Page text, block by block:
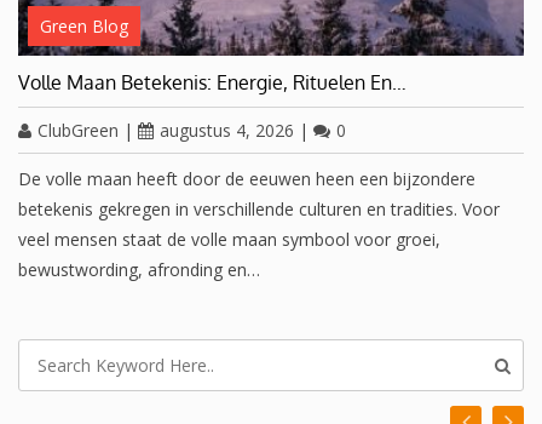
Green Blog
Volle Maan Betekenis: Energie, Rituelen En…
ClubGreen | augustus 4, 2026 | 0
De volle maan heeft door de eeuwen heen een bijzondere
betekenis gekregen in verschillende culturen en tradities. Voor
veel mensen staat de volle maan symbool voor groei,
bewustwording, afronding en…